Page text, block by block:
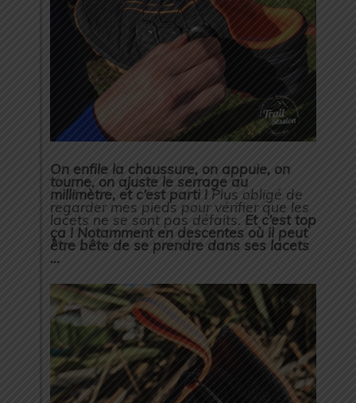
On enfile la chaussure, on appuie, on
tourne, on ajuste le serrage au
millimètre, et c’est parti ! Plus obligé de
regarder mes pieds pour vérifier que les
lacets ne se sont pas défaits. Et c’est top
ça ! Notamment en descentes où il peut
être bête de se prendre dans ses lacets
…